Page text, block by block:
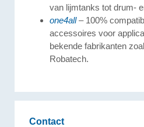
van lijmtanks tot drum-
one4all– 100%
accessoires voor
bekende fabrikanten
Robatech.
Contact